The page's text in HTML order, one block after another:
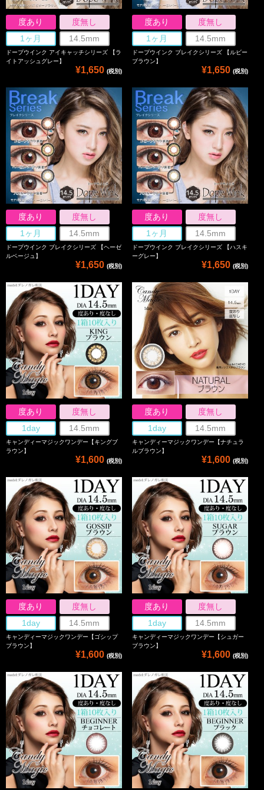
度あり
度無し
1ヶ月
14.5mm
ドープウインク アイキャッチシリーズ 【ラ
イトアッシュグレー】
¥1,650 (税別)
度あり
度無し
1ヶ月
14.5mm
ドープウインク ブレイクシリーズ 【ルビー
ブラウン】
¥1,650 (税別)
度あり
度無し
1ヶ月
14.5mm
ドープウインク ブレイクシリーズ 【ヘーゼ
ルベージュ】
¥1,650 (税別)
度あり
度無し
1ヶ月
14.5mm
ドープウインク ブレイクシリーズ 【ハスキ
ーグレー】
¥1,650 (税別)
度あり
度無し
1day
14.5mm
キャンディーマジックワンデー【キングブ
ラウン】
¥1,600 (税別)
度あり
度無し
1day
14.5mm
キャンディーマジックワンデー【ナチュラ
ルブラウン】
¥1,600 (税別)
度あり
度無し
1day
14.5mm
キャンディーマジックワンデー【ゴシップ
ブラウン】
¥1,600 (税別)
度あり
度無し
1day
14.5mm
キャンディーマジックワンデー【シュガー
ブラウン】
¥1,600 (税別)